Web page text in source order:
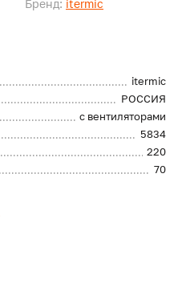
Бренд: itermic
itermic
РОССИЯ
с вентиляторами
5834
220
70